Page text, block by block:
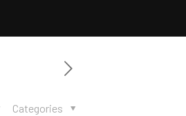
Categories